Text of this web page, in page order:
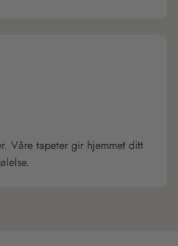
Våre tapeter gir hjemmet ditt